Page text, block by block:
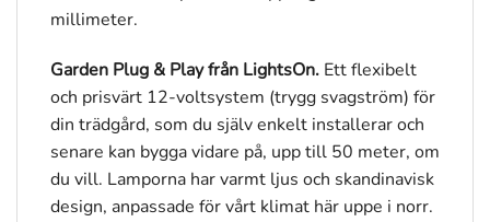
millimeter.
Garden Plug & Play från LightsOn. Ett flexibelt
och prisvärt 12-voltsystem (trygg svagström) för
din trädgård, som du själv enkelt installerar och
senare kan bygga vidare på, upp till 50 meter, om
du vill. Lamporna har varmt ljus och skandinavisk
design, anpassade för vårt klimat här uppe i norr.